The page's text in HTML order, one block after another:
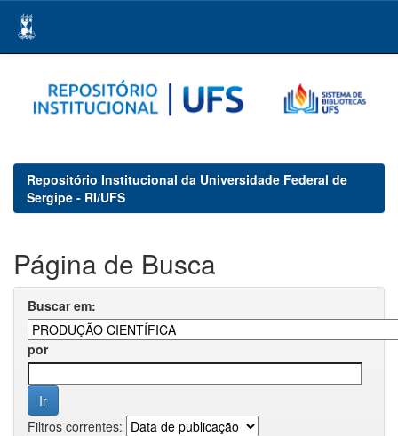
navigation
Repositório Institucional da Universidade Federal de
Sergipe - RI/UFS
Página de Busca
Buscar em:
por
Filtros correntes: